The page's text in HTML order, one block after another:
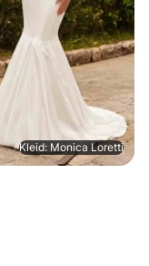
Kleid: Monica Loretti